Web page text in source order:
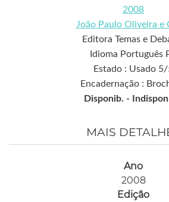
2008
João Paulo Oliveira e
Editora Temas e
Idioma Português
Estado : Usado
Encadernação :
Disponib. -
MAIS
Ano
2008
Edição